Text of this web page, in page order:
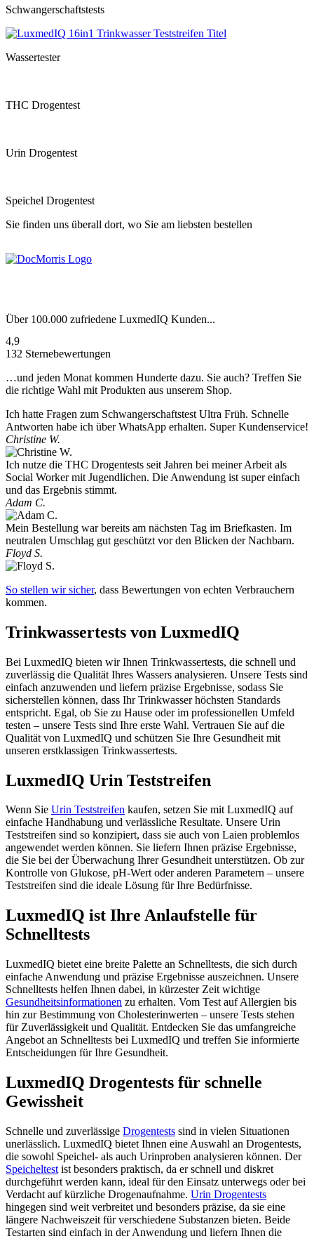
Schwangerschaftstests
Wassertester
THC Drogentest
Urin Drogentest
Speichel Drogentest
Sie finden uns überall dort, wo Sie am liebsten bestellen
Über 100.000 zufriedene LuxmedIQ Kunden...
4,9
132 Sternebewertungen
…und jeden Monat kommen Hunderte dazu. Sie auch? Treffen Sie
die richtige Wahl mit Produkten aus unserem Shop.
Ich hatte Fragen zum Schwangerschaftstest Ultra Früh. Schnelle
Antworten habe ich über WhatsApp erhalten. Super Kundenservice!
Christine W.
Ich nutze die THC Drogentests seit Jahren bei meiner Arbeit als
Social Worker mit Jugendlichen. Die Anwendung ist super einfach
und das Ergebnis stimmt.
Adam C.
Mein Bestellung war bereits am nächsten Tag im Briefkasten. Im
neutralen Umschlag gut geschützt vor den Blicken der Nachbarn.
Floyd S.
So stellen wir sicher, dass Bewertungen von echten Verbrauchern
kommen.
Trinkwassertests von LuxmedIQ
Bei LuxmedIQ bieten wir Ihnen Trinkwassertests, die schnell und
zuverlässig die Qualität Ihres Wassers analysieren. Unsere Tests sind
einfach anzuwenden und liefern präzise Ergebnisse, sodass Sie
sicherstellen können, dass Ihr Trinkwasser höchsten Standards
entspricht. Egal, ob Sie zu Hause oder im professionellen Umfeld
testen – unsere Tests sind Ihre erste Wahl. Vertrauen Sie auf die
Qualität von LuxmedIQ und schützen Sie Ihre Gesundheit mit
unseren erstklassigen Trinkwassertests.
LuxmedIQ Urin Teststreifen
Wenn Sie Urin Teststreifen kaufen, setzen Sie mit LuxmedIQ auf
einfache Handhabung und verlässliche Resultate. Unsere Urin
Teststreifen sind so konzipiert, dass sie auch von Laien problemlos
angewendet werden können. Sie liefern Ihnen präzise Ergebnisse,
die Sie bei der Überwachung Ihrer Gesundheit unterstützen. Ob zur
Kontrolle von Glukose, pH-Wert oder anderen Parametern – unsere
Teststreifen sind die ideale Lösung für Ihre Bedürfnisse.
LuxmedIQ ist Ihre Anlaufstelle für
Schnelltests
LuxmedIQ bietet eine breite Palette an Schnelltests, die sich durch
einfache Anwendung und präzise Ergebnisse auszeichnen. Unsere
Schnelltests helfen Ihnen dabei, in kürzester Zeit wichtige
Gesundheitsinformationen zu erhalten. Vom Test auf Allergien bis
hin zur Bestimmung von Cholesterinwerten – unsere Tests stehen
für Zuverlässigkeit und Qualität. Entdecken Sie das umfangreiche
Angebot an Schnelltests bei LuxmedIQ und treffen Sie informierte
Entscheidungen für Ihre Gesundheit.
LuxmedIQ Drogentests für schnelle
Gewissheit
Schnelle und zuverlässige Drogentests sind in vielen Situationen
unerlässlich. LuxmedIQ bietet Ihnen eine Auswahl an Drogentests,
die sowohl Speichel- als auch Urinproben analysieren können. Der
Speicheltest ist besonders praktisch, da er schnell und diskret
durchgeführt werden kann, ideal für den Einsatz unterwegs oder bei
Verdacht auf kürzliche Drogenaufnahme. Urin Drogentests
hingegen sind weit verbreitet und besonders präzise, da sie eine
längere Nachweiszeit für verschiedene Substanzen bieten. Beide
Testarten sind einfach in der Anwendung und liefern Ihnen die